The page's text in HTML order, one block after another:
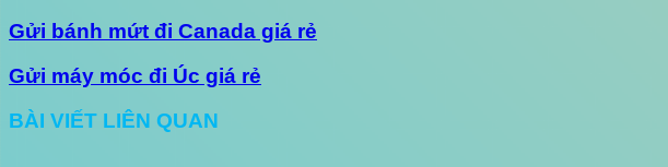
Gửi bánh mứt đi Canada giá rẻ
Gửi máy móc đi Úc giá rẻ
BÀI VIẾT LIÊN QUAN